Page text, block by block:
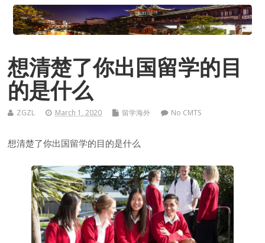
想清楚了你出国留学的目
的是什么
ZGZL March 1, 2020 留学海外 No CMTS
想清楚了你出国留学的目的是什么